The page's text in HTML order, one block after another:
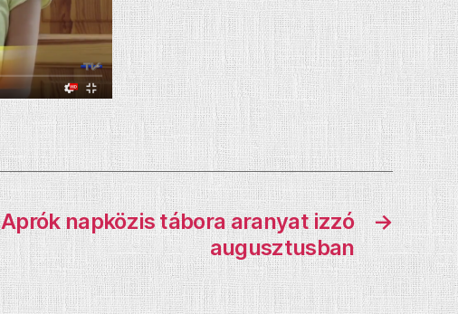
→
Aprók napközis tábora aranyat izzó
augusztusban